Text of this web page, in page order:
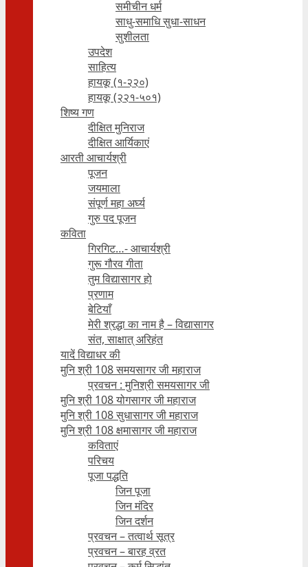
समीचीन धर्म
साधु-समाधि सुधा-साधन
सुशीलता
उपदेश
साहित्य
हायकू (१‍-२२०)
हायकू (२२१-५०१)
शिष्य गण
दीक्षित मुनिराज
दीक्षित आर्यिकाएं
आरती आचार्यश्री
पूजन
जयमाला
संपूर्ण महा अर्घ्य
गुरु पद पूजन
कविता
गिरगिट…- आचार्यश्री
गुरू गौरव गीता
तुम विद्यासागर हो
प्रणाम
बेटियाँ
मेरी श्रद्धा का नाम है – विद्यासागर
संत, साक्षात् अरिहंत
यादें विद्याधर की
मुनि श्री 108 समयसागर जी महाराज
प्रवचन : मुनिश्री समयसागर जी
मुनि श्री 108 योगसागर जी महाराज
मुनि श्री 108 सुधासागर जी महाराज
मुनि श्री 108 क्षमासागर जी महाराज
कविताएं
परिचय
पूजा पद्धति
जिन पूजा
जिन मंदिर
जिन दर्शन
प्रवचन – तत्वार्थ सूत्र
प्रवचन – बारह व्रत